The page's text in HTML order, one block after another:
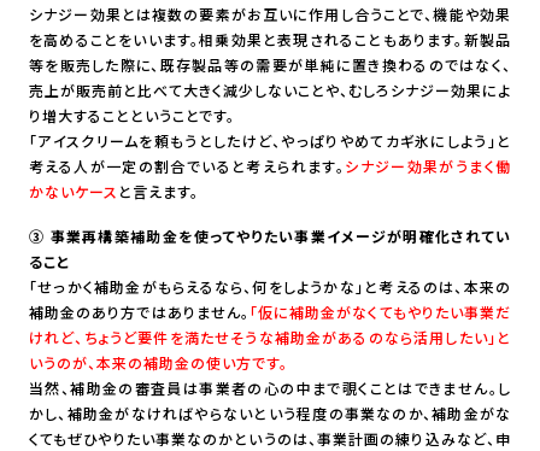
シナジー効果とは複数の要素がお互いに作用し合うことで、機能や効果
を高めることをいいます。相乗効果と表現されることもあります。新製品
等を販売した際に、既存製品等の需要が単純に置き換わるのではなく、
売上が販売前と比べて大きく減少しないことや、むしろシナジー効果によ
り増大することということです。
「アイスクリームを頼もうとしたけど、やっぱりやめてカギ氷にしよう」と
考える人が一定の割合でいると考えられます。 シナジー効果がうまく働
かないケース と言えます。
③ 事業再構築補助金を使ってやりたい事業イメージが明確化されてい
ること
「せっかく補助金がもらえるなら、何をしようかな」と考えるのは、本来の
補助金のあり方ではありません。 「仮に補助金がなくてもやりたい事業だ
けれど、ちょうど要件を満たせそうな補助金があるのなら活用したい」と
いうのが、本来の補助金の使い方です。
当然、補助金の審査員は事業者の心の中まで覗くことはできません。し
かし、補助金がなければやらないという程度の事業なのか、補助金がな
くてもぜひやりたい事業なのかというのは、事業計画の練り込みなど、申